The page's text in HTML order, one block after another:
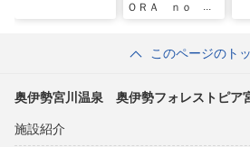
ＯＲＡ ｎｏ Ｋ
このページのト
奥伊勢宮川温泉 奥伊勢フォレストピア
施設紹介